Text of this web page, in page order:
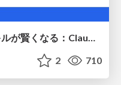
2 710